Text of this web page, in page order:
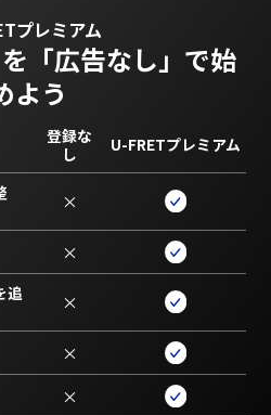
プレミアム
「広告なし」で始
よう
登録な
し
U-FRETプレミアム
×
×
追
×
×
×